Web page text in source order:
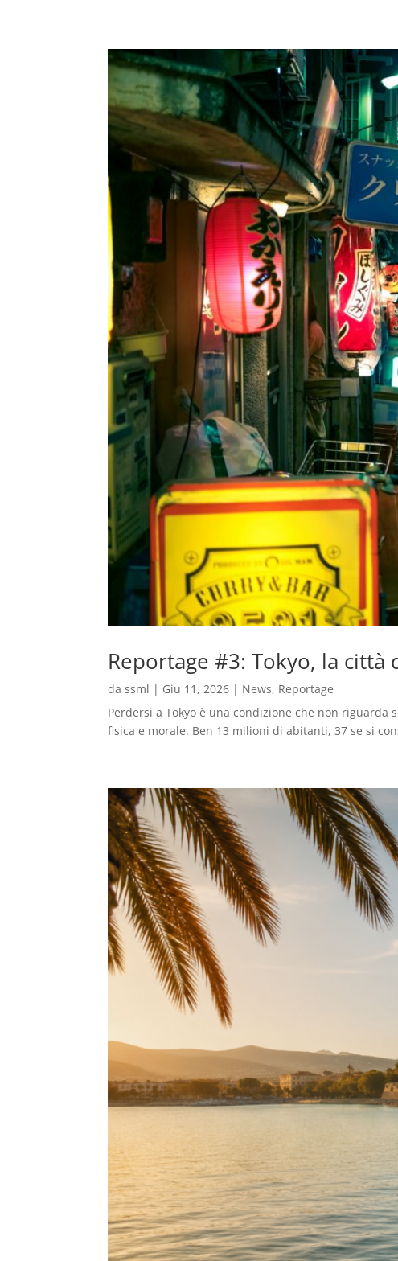
Reportage #3: Tokyo, la
dassml | Giu 11, 2026 | News, Reportage
Perdersi a Tokyo è una condizione che non
fisica e morale. Ben 13 milioni di abitanti, 37 se si